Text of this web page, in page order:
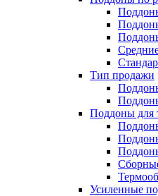
Тип продажи
Поддоны для
Усиленные